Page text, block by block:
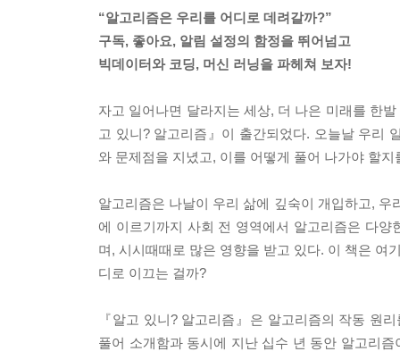
“알고리즘은 우리를 어디로 데려갈까?”
구독, 좋아요, 알림 설정의 함정을 뛰어넘고
빅데이터와 코딩, 머신 러닝을 파헤쳐 보자!
자고 일어나면 달라지는 세상, 더 나은 미래를 한
고 있니? 알고리즘』이 출간되었다. 오늘날 우리
와 문제점을 지녔고, 이를 어떻게 풀어 나가야 할지
알고리즘은 나날이 우리 삶에 깊숙이 개입하고,
에 이르기까지 사회 전 영역에서 알고리즘은 다
며, 시시때때로 많은 영향을 받고 있다. 이 책은 여
디로 이끄는 걸까?
『알고 있니? 알고리즘』은 알고리즘의 작동 원
풀어 소개함과 동시에 지난 십수 년 동안 알고리